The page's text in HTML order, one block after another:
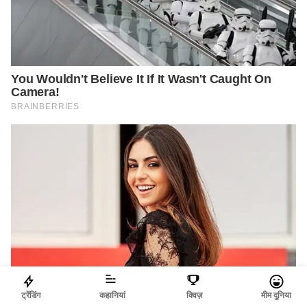
ट्रेंडिंग कहानियां क्विज़ मीम दुनिया